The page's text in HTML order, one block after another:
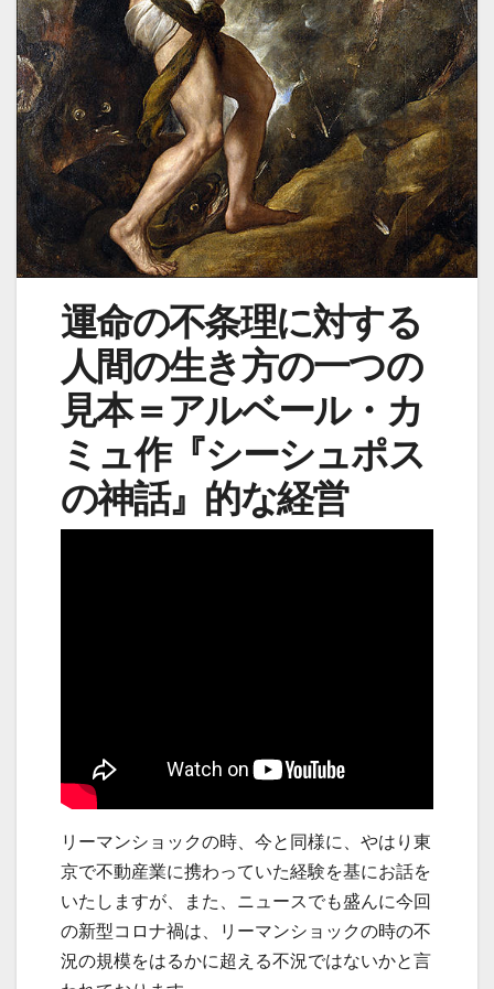
運命の不条理に対する
人間の生き方の一つの
見本＝アルベール・カ
ミュ作『シーシュポス
の神話』的な経営
リーマンショックの時、今と同様に、やはり東
京で不動産業に携わっていた経験を基にお話を
いたしますが、また、ニュースでも盛んに今回
の新型コロナ禍は、リーマンショックの時の不
況の規模をはるかに超える不況ではないかと言